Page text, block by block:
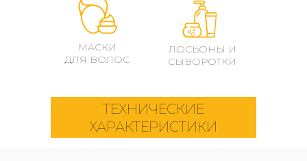
МАСКИ
ДЛЯ ВОЛОС
ЛОСЬОНЫ И
СЫВОРОТКИ
ТЕХНИЧЕСКИЕ
ХАРАКТЕРИСТИКИ